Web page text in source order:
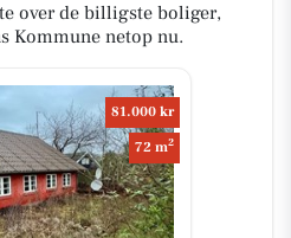
over de billigste boliger,
Kommune netop nu.
81.000 kr
72 m2